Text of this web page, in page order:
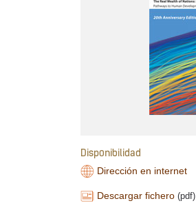
Disponibilidad
Dirección en internet
Descargar fichero (pdf)